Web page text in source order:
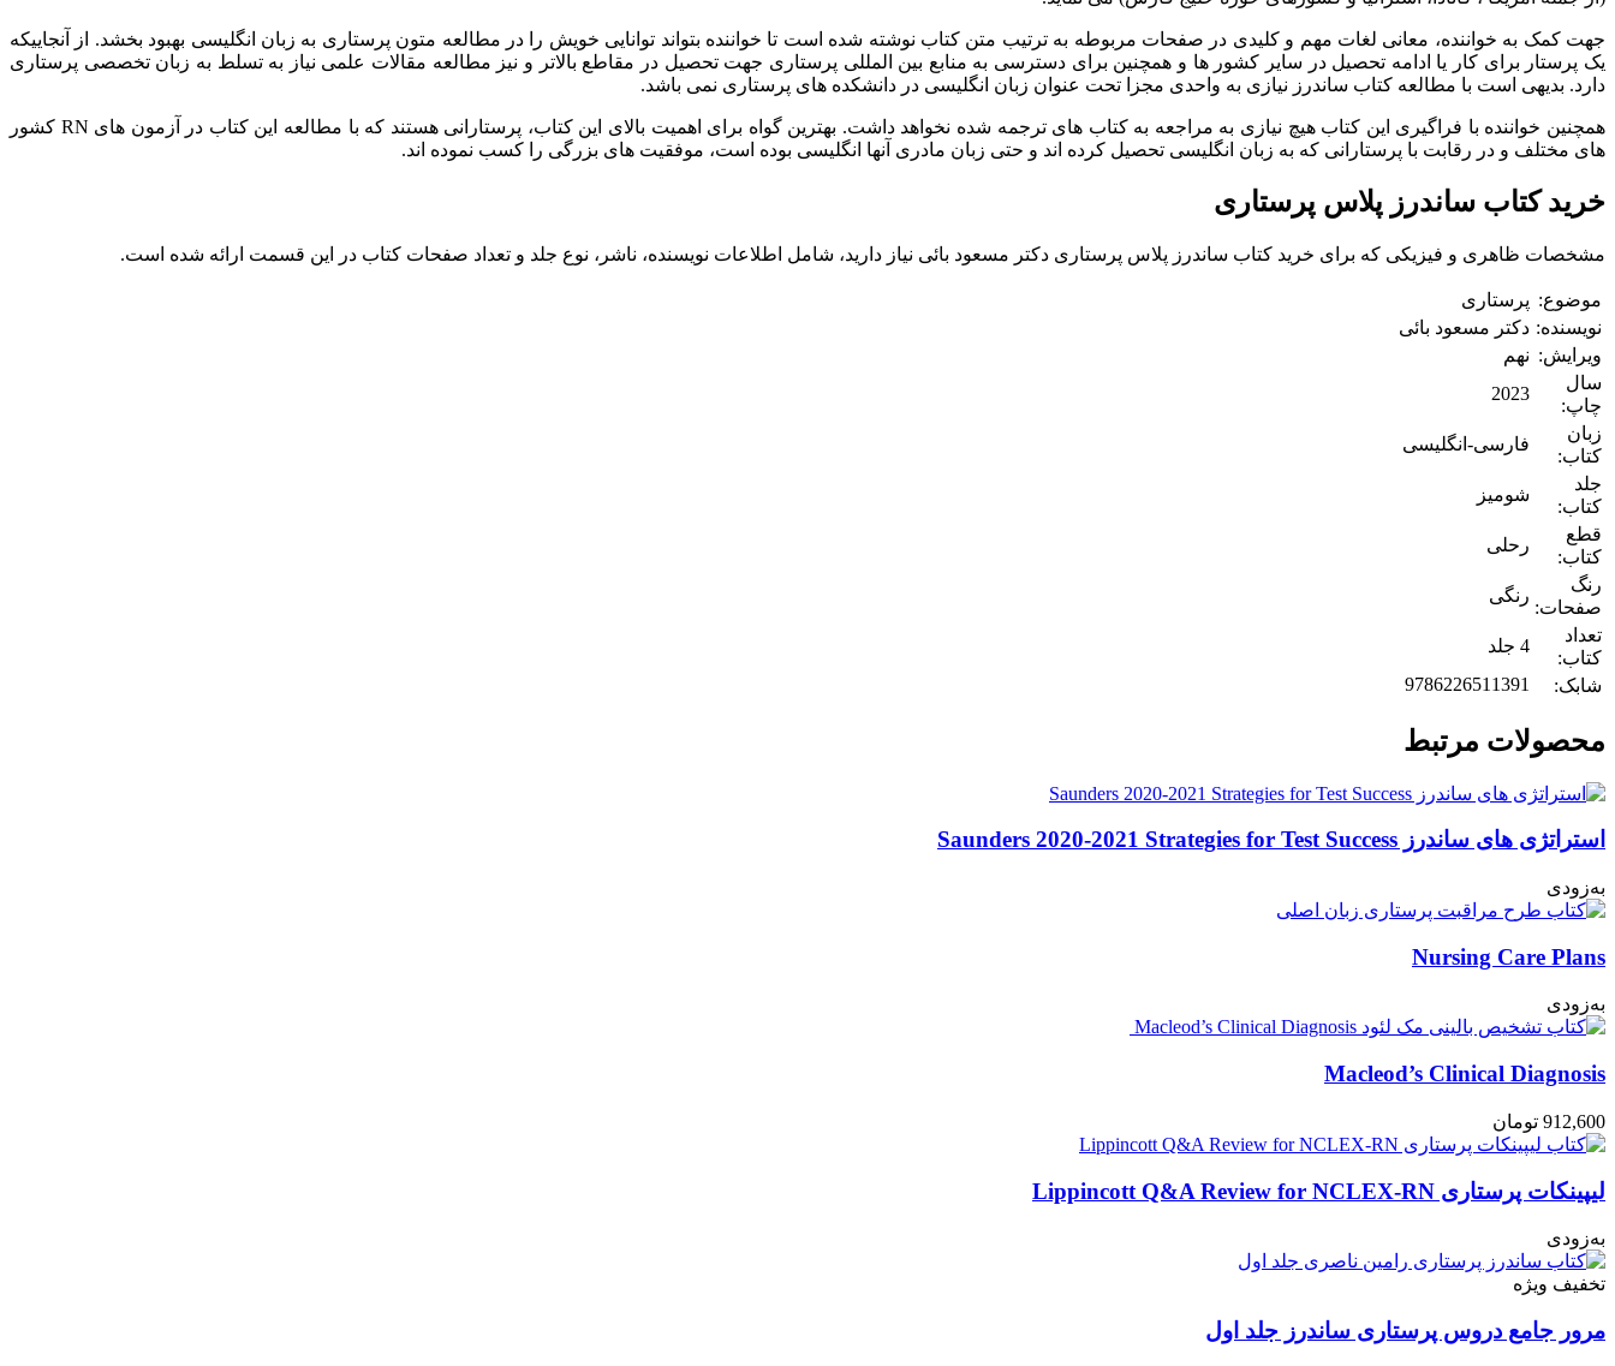
جهت کمک به خواننده، معانی لغات مهم و کلیدی در صفحات مربوطه به ترتیب متن کتاب نوشته شده است تا خواننده بتواند توانایی خویش را در مطالعه متون پرستاری به زبان انگلیسی بهبود بخشد. از آنجاییکه
یک پرستار برای کار یا ادامه تحصیل در سایر کشور ها و همچنین برای دسترسی به منابع بین المللی پرستاری جهت تحصیل در مقاطع بالاتر و نیز مطالعه مقالات علمی نیاز به تسلط به زبان تخصصی پرستاری
دارد. بدیهی است با مطالعه کتاب ساندرز نیازی به واحدی مجزا تحت عنوان زبان انگلیسی در دانشکده های پرستاری نمی باشد.
همچنین خواننده با فراگیری این کتاب هیچ نیازی به مراجعه به کتاب های ترجمه شده نخواهد داشت. بهترین گواه برای اهمیت بالای این کتاب، پرستارانی هستند که با مطالعه این کتاب در آزمون های RN کشور
های مختلف و در رقابت با پرستارانی که به زبان انگلیسی تحصیل کرده اند و حتی زبان مادری آنها انگلیسی بوده است، موفقیت های بزرگی را کسب نموده اند.
خرید کتاب ساندرز پلاس پرستاری
مشخصات ظاهری و فیزیکی که برای خرید کتاب ساندرز پلاس پرستاری دکتر مسعود بائی نیاز دارید، شامل اطلاعات نویسنده، ناشر، نوع جلد و تعداد صفحات کتاب در این قسمت ارائه شده است.
موضوع: پرستاری
نویسنده: دکتر مسعود بائی
ویرایش: نهم
سال
چاپ:
2023
زبان
کتاب:
فارسی-انگلیسی
جلد
کتاب:
شومیز
قطع
کتاب:
رحلی
رنگ
صفحات:
رنگی
تعداد
کتاب:
4 جلد
شابک:
9786226511391
محصولات مرتبط
استراتژی های ساندرز Saunders 2020-2021 Strategies for Test Success
به‌زودی
Nursing Care Plans
به‌زودی
Macleod’s Clinical Diagnosis
912,600 تومان
لیپینکات پرستاری Lippincott Q&A Review for NCLEX-RN
به‌زودی
تخفیف ویژه
مرور جامع دروس پرستاری ساندرز جلد اول